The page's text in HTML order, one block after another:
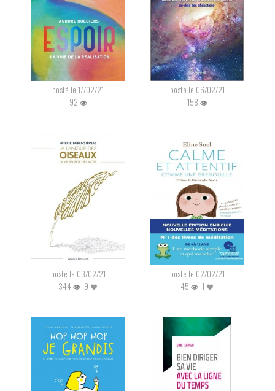
posté le 17/02/21
92
posté le 06/02/21
158
posté le 03/02/21
344
9
posté le 02/02/21
45
1